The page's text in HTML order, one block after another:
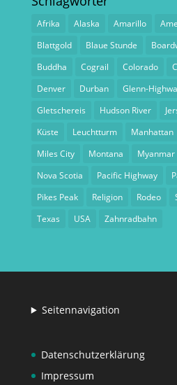
Afrika Alaska Amarillo
Blattgold
Blaue Stunde
Buddha
Cograil Colorado
Denver
Durban Glenn-
Gletschereis
Hudson River
Küste
Leuchtturm Manhattan
Miles City
Montana Myanmar
Nova Scotia
Pacific Highway
Pikes Peak
Religion Rodeo
Texas
USA Zahnradbahn
Seitennavigation
Datenschutzerklärung
Impressum